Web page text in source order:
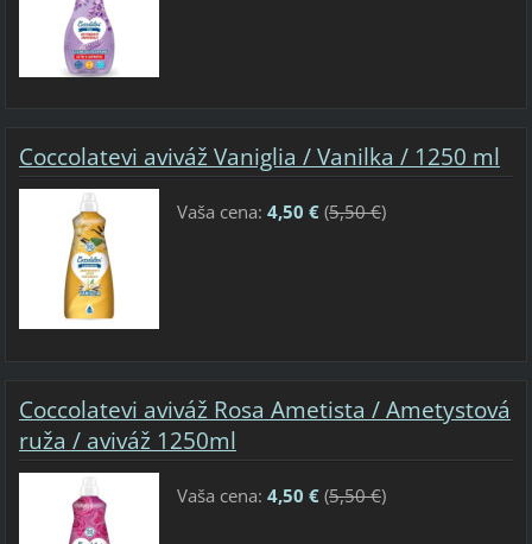
Coccolatevi aviváž Vaniglia / Vanilka / 1250 ml
Vaša cena: 4,50 €(5,50 €)
Coccolatevi aviváž Rosa Ametista / Ametystová
ruža / aviváž 1250ml
Vaša cena: 4,50 €(5,50 €)